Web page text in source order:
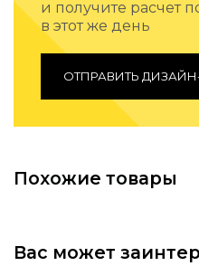
и получите расчет
в этот же день
ОТПРАВИТЬ
Похожие товары
Вас может